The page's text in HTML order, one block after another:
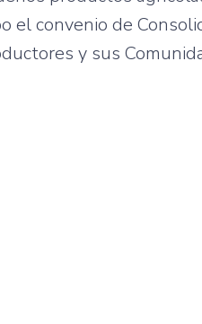
elconvenio de
y sus